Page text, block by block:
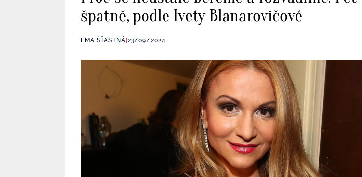
špatně, podle Ivety Blanarovičové
EMA ŠŤASTNÁ 23/09/2024